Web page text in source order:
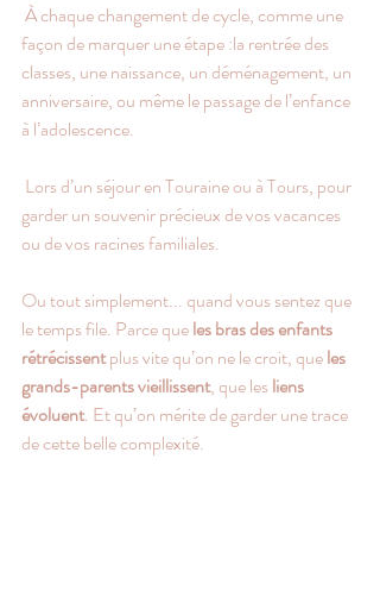
À chaque changement de cycle, comme une
façon de marquer une étape :la rentrée des
classes, une naissance, un déménagement, un
anniversaire, ou même le passage de l’enfance
à l’adolescence.
Lors d’un séjour en Touraine ou à Tours, pour
garder un souvenir précieux de vos vacances
ou de vos racines familiales.
Ou tout simplement... quand vous sentez que
le temps file. Parce que les bras des enfants
rétrécissent plus vite qu’on ne le croit, que les
grands-parents vieillissent, que les liens
évoluent. Et qu’on mérite de garder une trace
de cette belle complexité.